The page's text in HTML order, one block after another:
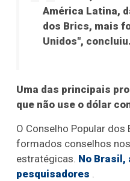
América Latina,
dos Brics, mais
Unidos", concluiu.
Uma das principais
que não use o dólar
O Conselho Popular
formados conselhos
estratégicas. No Brasil,
pesquisadores .